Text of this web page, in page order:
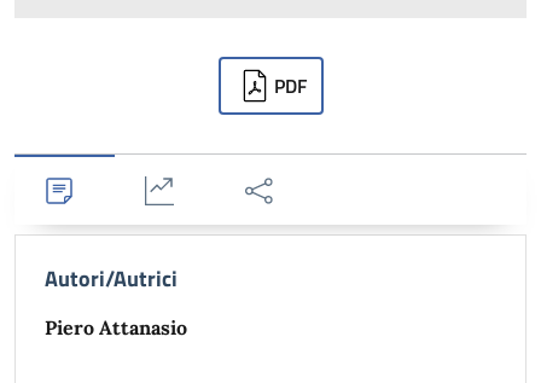
PDF
Dettagli Statistiche Condividi
Autori/Autrici
Piero Attanasio